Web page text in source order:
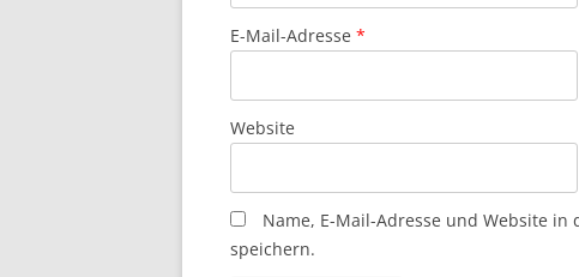
E-Mail-Adresse *
Website
Name, E-Mail-Adresse und Website
speichern.